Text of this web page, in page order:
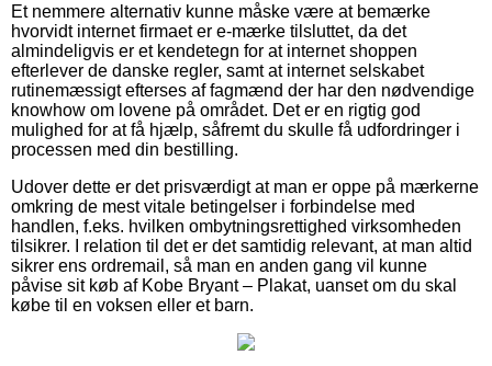
Et nemmere alternativ kunne måske være at bemærke
hvorvidt internet firmaet er e-mærke tilsluttet, da det
almindeligvis er et kendetegn for at internet shoppen
efterlever de danske regler, samt at internet selskabet
rutinemæssigt efterses af fagmænd der har den nødvendige
knowhow om lovene på området. Det er en rigtig god
mulighed for at få hjælp, såfremt du skulle få udfordringer i
processen med din bestilling.
Udover dette er det prisværdigt at man er oppe på mærkerne
omkring de mest vitale betingelser i forbindelse med
handlen, f.eks. hvilken ombytningsrettighed virksomheden
tilsikrer. I relation til det er det samtidig relevant, at man altid
sikrer ens ordremail, så man en anden gang vil kunne
påvise sit køb af Kobe Bryant – Plakat, uanset om du skal
købe til en voksen eller et barn.